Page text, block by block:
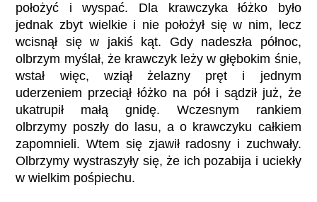
położyć i wyspać. Dla krawczyka łóżko było
jednak zbyt wielkie i nie położył się w nim, lecz
wcisnął się w jakiś kąt. Gdy nadeszła północ,
olbrzym myślał, że krawczyk leży w głębokim śnie,
wstał więc, wziął żelazny pręt i jednym
uderzeniem przeciął łóżko na pół i sądził już, że
ukatrupił małą gnidę. Wczesnym rankiem
olbrzymy poszły do lasu, a o krawczyku całkiem
zapomnieli. Wtem się zjawił radosny i zuchwały.
Olbrzymy wystraszyły się, że ich pozabija i uciekły
w wielkim pośpiechu.